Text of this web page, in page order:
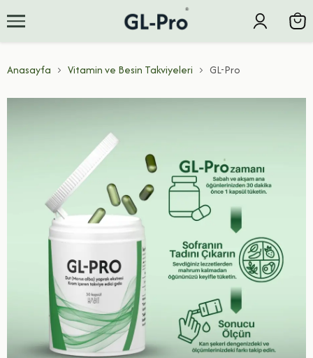
Anasayfa Vitamin ve Besin Takviyeleri GL-Pro